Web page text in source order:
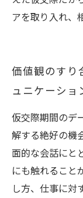
アを取り入れ、
価値観のすり
ュニケーショ
仮交際期間のデ
解する絶好の機
面的な会話にと
にも触れること
し方、仕事に対